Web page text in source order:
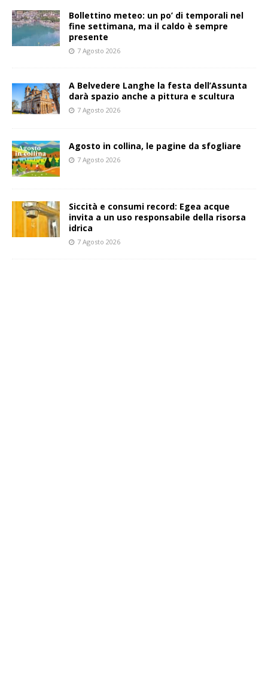
Bollettino meteo: un po’ di temporali nel
fine settimana, ma il caldo è sempre
presente
7 Agosto 2026
A Belvedere Langhe la festa dell’Assunta
darà spazio anche a pittura e scultura
7 Agosto 2026
Agosto in collina, le pagine da sfogliare
7 Agosto 2026
Siccità e consumi record: Egea acque
invita a un uso responsabile della risorsa
idrica
7 Agosto 2026